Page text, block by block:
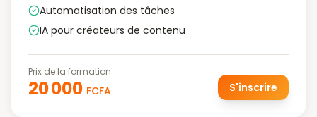
Automatisation des tâches
IA pour créateurs de contenu
Prix de la formation
20 000 FCFA S'inscrire